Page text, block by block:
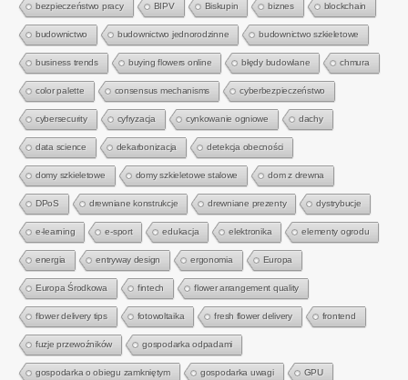
bezpieczeństwo pracy BIPV Biskupin biznes blockchain
budownictwo budownictwo jednorodzinne budownictwo szkieletowe
business trends buying flowers online błędy budowlane chmura
color palette consensus mechanisms cyberbezpieczeństwo
cybersecurity cyfryzacja cynkowanie ogniowe dachy
data science dekarbonizacja detekcja obecności
domy szkieletowe domy szkieletowe stalowe dom z drewna
DPoS drewniane konstrukcje drewniane prezenty dystrybucje
e-learning e-sport edukacja elektronika elementy ogrodu
energia entryway design ergonomia Europa
Europa Środkowa fintech flower arrangement quality
flower delivery tips fotowoltaika fresh flower delivery frontend
fuzje przewoźników gospodarka odpadami
gospodarka o obiegu zamkniętym gospodarka uwagi GPU